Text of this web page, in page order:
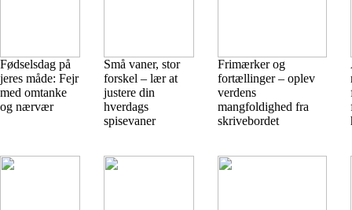
Fødselsdag på
jeres måde: Fejr
med omtanke
og nærvær
Små vaner, stor
forskel – lær at
justere din
hverdags
spisevaner
Frimærker og
fortællinger – oplev
verdens
mangfoldighed fra
skrivebordet